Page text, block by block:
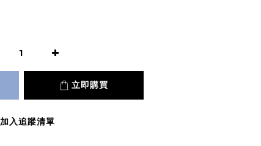
立即購買
加入追蹤清單